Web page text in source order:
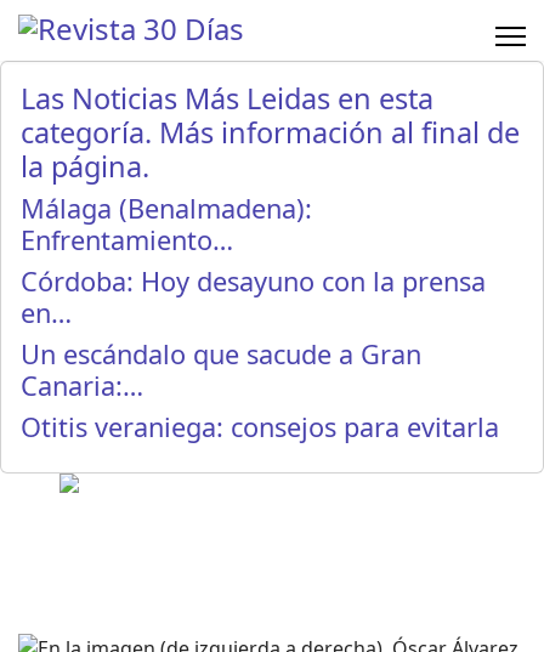
Las Noticias Más Leidas en esta
categoría. Más información al final de
la página.
Málaga (Benalmadena):
Enfrentamiento…
Córdoba: Hoy desayuno con la prensa
en…
Un escándalo que sacude a Gran
Canaria:…
Otitis veraniega: consejos para evitarla